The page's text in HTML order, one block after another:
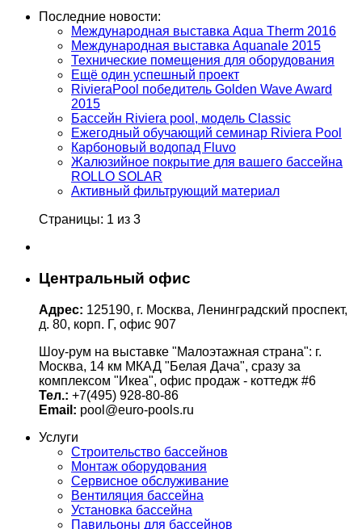
Последние новости:
Международная выставка Aqua Therm 2016
Международная выставка Aquanale 2015
Технические помещения для оборудования
Ещё один успешный проект
RivieraPool победитель Golden Wave Award
2015
Бассейн Riviera pool, модель Classic
Ежегодный обучающий семинар Riviera Pool
Карбоновый водопад Fluvo
Жалюзийное покрытие для вашего бассейна
ROLLO SOLAR
Активный фильтрующий материал
Страницы: 1 из 3
Центральный офис
Адрес: 125190, г. Москва, Ленинградский проспект,
д. 80, корп. Г, офис 907
Шоу-рум на выставке "Малоэтажная страна": г.
Москва, 14 км МКАД "Белая Дача", сразу за
комплексом "Икеа", офис продаж - коттедж #6
Тел.: +7(495) 928-80-86
Email: pool@euro-pools.ru
Услуги
Строительство бассейнов
Монтаж оборудования
Сервисное обслуживание
Вентиляция бассейна
Установка бассейна
Павильоны для бассейнов